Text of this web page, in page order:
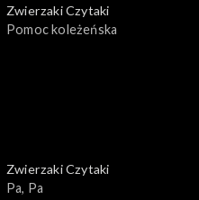
Zwierzaki Czytaki
Pomoc koleżeńska
Zwierzaki Czytaki
Pa, Pa